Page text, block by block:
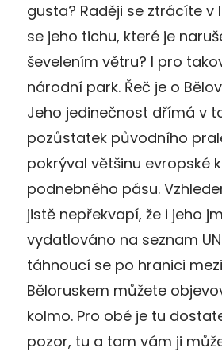
gusta? Raději se ztrácíte v
se jeho tichu, které je
ševelením větru? I pro
národní park. Řeč je o
Jeho jedinečnost dřímá v
pozůstatek původního
pokrýval většinu evropské
podnebného pásu.
jistě nepřekvapí, že i jeho
vydatlováno na seznam
táhnoucí se po hranici
Běloruskem můžete
kolmo. Pro obé je tu
pozor, tu a tam vám ji